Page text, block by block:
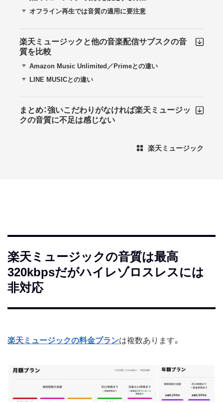
オフライン再生では音質の適用に要注意
楽天ミュージックと他の音楽配信サブスクの音
質を比較
Amazon Music Unlimited／Primeとの違い
LINE MUSICとの違い
まとめ：強いこだわりがなければ楽天ミュージッ
クの音質に不足は感じない
楽天ミュージック
楽天ミュージックの音質は最高
320kbpsだがハイレゾロスレスには
非対応
楽天ミュージックの料金プランは複数あります。